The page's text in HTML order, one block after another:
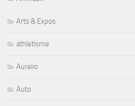
Arts & Expos
athletisme
Aurelio
Auto